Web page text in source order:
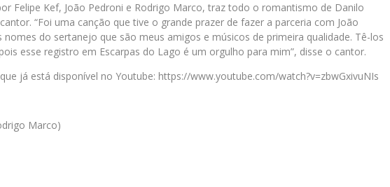
Felipe Kef, João Pedroni e Rodrigo Marco, traz todo o romantismo de Danilo
“Foi uma canção que tive o grande prazer de fazer a parceria com João
nomes do sertanejo que são meus amigos e músicos de primeira qualidade. Tê-los
esse registro em Escarpas do Lago é um orgulho para mim”, disse o cantor.
já está disponível no Youtube: https://www.youtube.com/watch?v=zbwGxivuNIs
Marco)